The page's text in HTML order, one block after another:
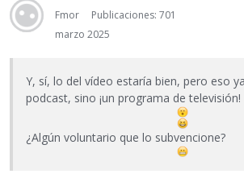
Fmor
Publicaciones: 701
marzo 2025
Y, sí, lo del vídeo estaría bien, pero eso
podcast, sino ¡un programa de televisión!
¿Algún voluntario que lo subvencione?